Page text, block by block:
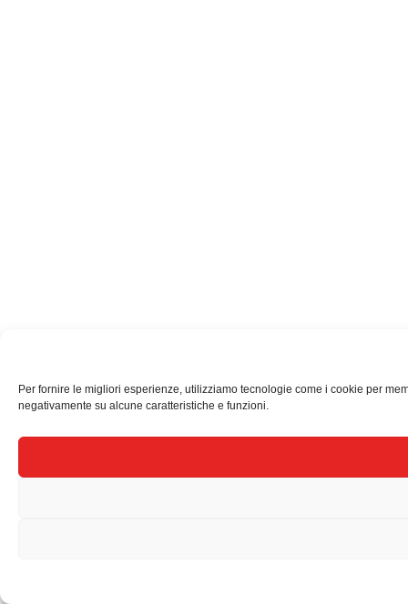
Per fornire le migliori esperienze, utilizziamo tecnologie come i cookie per
negativamente su alcune caratteristiche e funzioni.